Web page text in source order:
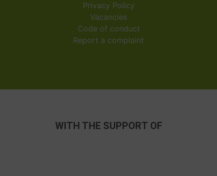
Privacy Policy
Vacancies
Code of conduct
Report a complaint
WITH THE SUPPORT OF